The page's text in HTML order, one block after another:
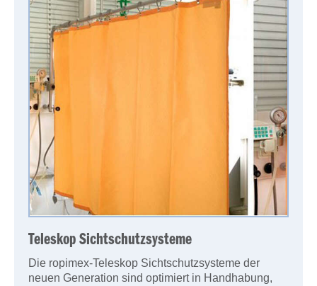
Teleskop Sichtschutzsysteme
Die ropimex-Teleskop Sichtschutzsysteme der
neuen Generation sind optimiert in Handhabung,